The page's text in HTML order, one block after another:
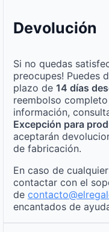
Devolución
Si no quedas
preocupes! Puedes
plazo de 14 días
reembolso
información,
Excepción para
aceptarán
de fabricación.
En caso de
contactar con el
de
encantados de